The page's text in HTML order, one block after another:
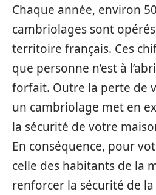
Chaque année, environ
cambriolages sont
territoire français. Ces
que personne n’est à
forfait. Outre la perte de
un cambriolage met en
la sécurité de votre
En conséquence, pour
celle des habitants de la
renforcer la sécurité de